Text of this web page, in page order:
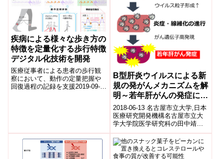
疾病による様々な歩き方の
特徴を定量化する歩行特徴
デジタル化技術を開発
医療従事者による患者の歩行観
察において、動作の定量把握や
回復過程の記録を支援2019-09-
B型肝炎ウイルスによる新
規の発がんメカニズムを解
明～若年肝がんの発症に関
連！～
2018-06-13 名古屋市立大学,日本
医療研究開発機構名古屋市立大
学大学院医学研究科の田中靖人
教授、林佐奈衣研究員は、
Alaska Native Triba...